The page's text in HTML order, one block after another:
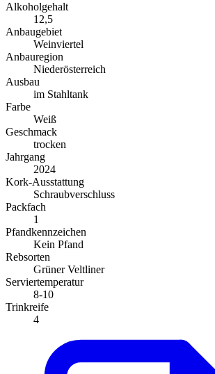
Alkoholgehalt
12,5
Anbaugebiet
Weinviertel
Anbauregion
Niederösterreich
Ausbau
im Stahltank
Farbe
Weiß
Geschmack
trocken
Jahrgang
2024
Kork-Ausstattung
Schraubverschluss
Packfach
1
Pfandkennzeichen
Kein Pfand
Rebsorten
Grüner Veltliner
Serviertemperatur
8-10
Trinkreife
4